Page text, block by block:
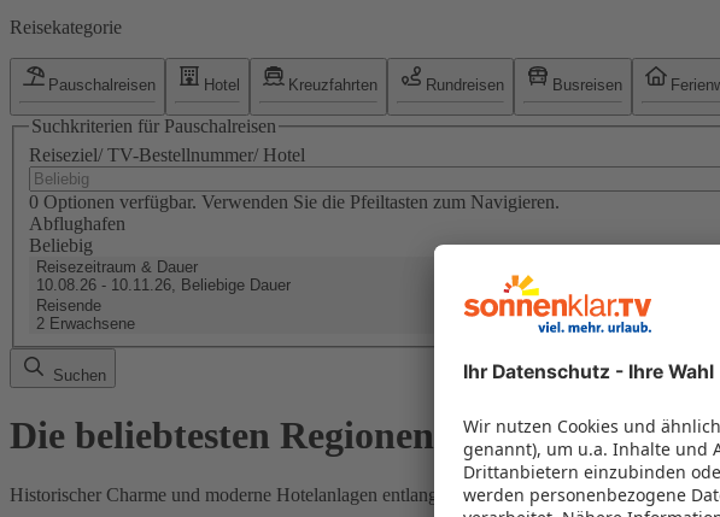
Reisekategorie
Pauschalreisen Hotel Kreuzfahrten Rundreisen Busreisen
Suchkriterien für Pauschalreisen
Reiseziel/ TV-Bestellnummer/ Hotel
0 Optionen verfügbar. Verwenden Sie die Pfeiltasten zum Navigieren.
Abflughafen
Beliebig
Reisezeitraum & Dauer
10.08.26 - 10.11.26, Beliebige Dauer
Reisende
2 Erwachsene
Suchen
Die beliebtesten Regionen in Kroatien
Historischer Charme und moderne Hotelanlagen entlang einer der schönsten Küsten